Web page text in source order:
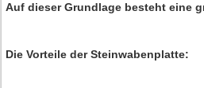
Auf dieser Grundlage besteht eine
Die Vorteile der Steinwabenplatte: